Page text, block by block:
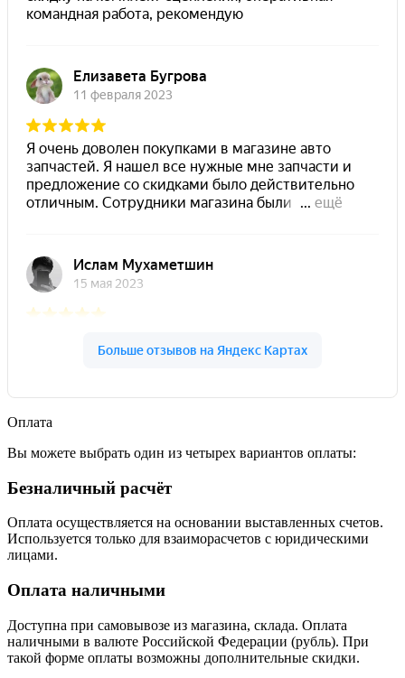
Оплата
Вы можете выбрать один из четырех вариантов оплаты:
Безналичный расчёт
Оплата осуществляется на основании выставленных счетов.
Используется только для взаиморасчетов с юридическими
лицами.
Оплата наличными
Доступна при самовывозе из магазина, склада. Оплата
наличными в валюте Российской Федерации (рубль). При
такой форме оплаты возможны дополнительные скидки.